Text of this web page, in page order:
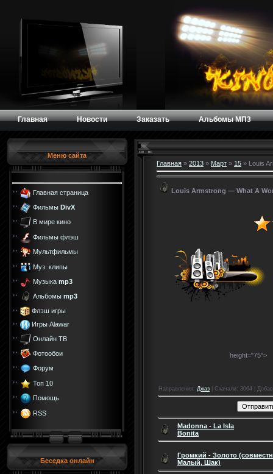
Главная Новости Заказать Альбомы МП3
Меню сайта
Главная страница
Фильмы DivX
В мире кино
Фильмы флэш
Мультфильмы
Муз. клипы
Музыка mp3
Альбомы mp3
Флэш игры
Игры Alawar
Онлайн ТВ
Фотообои
Форум
Топ 10
Помощь
RSS
Беседка онлайн
Главная » 2013 » Март » 15 » Louis
Louis Armstrong — What A
height="75">
Направления : Джаз Скачали: 3064 |
Madonna - La Isla
Bonita
Громкий - Золото
Малый, Шак)